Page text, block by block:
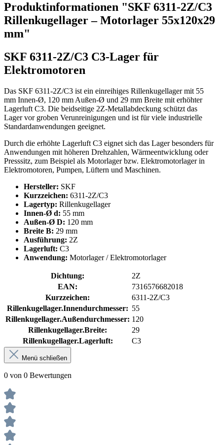
Produktinformationen "SKF 6311-2Z/C3
Rillenkugellager – Motorlager 55x120x29
mm"
SKF 6311-2Z/C3 C3-Lager für
Elektromotoren
Das SKF 6311-2Z/C3 ist ein einreihiges Rillenkugellager mit 55
mm Innen-Ø, 120 mm Außen-Ø und 29 mm Breite mit erhöhter
Lagerluft C3. Die beidseitige 2Z-Metallabdeckung schützt das
Lager vor groben Verunreinigungen und ist für viele industrielle
Standardanwendungen geeignet.
Durch die erhöhte Lagerluft C3 eignet sich das Lager besonders für
Anwendungen mit höheren Drehzahlen, Wärmeentwicklung oder
Presssitz, zum Beispiel als Motorlager bzw. Elektromotorlager in
Elektromotoren, Pumpen, Lüftern und Maschinen.
Hersteller: SKF
Kurzzeichen: 6311-2Z/C3
Lagertyp: Rillenkugellager
Innen-Ø d: 55 mm
Außen-Ø D: 120 mm
Breite B: 29 mm
Ausführung: 2Z
Lagerluft: C3
Anwendung: Motorlager / Elektromotorlager
Dichtung:
2Z
EAN:
7316576682018
Kurzzeichen:
6311-2Z/C3
Rillenkugellager.Innendurchmesser: 55
Rillenkugellager.Außendurchmesser: 120
Rillenkugellager.Breite:
29
Rillenkugellager.Lagerluft:
C3
Menü schließen
0 von 0 Bewertungen